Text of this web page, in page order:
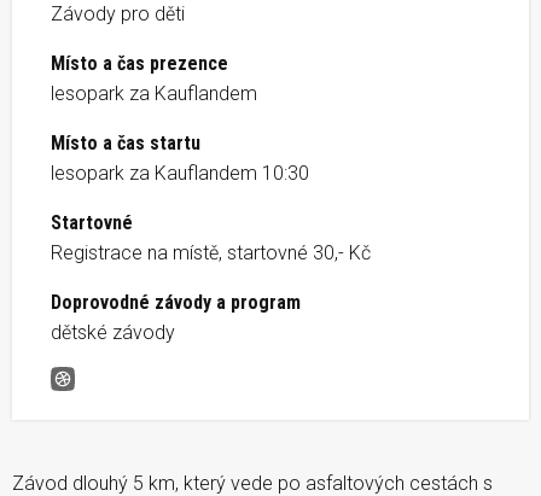
Závody pro děti
Místo a čas prezence
lesopark za Kauflandem
Místo a čas startu
lesopark za Kauflandem 10:30
Startovné
Registrace na místě, startovné 30,- Kč
Doprovodné závody a program
dětské závody
Běh lesoparkem Kadaň
Závod dlouhý 5 km, který vede po asfaltových cestách s